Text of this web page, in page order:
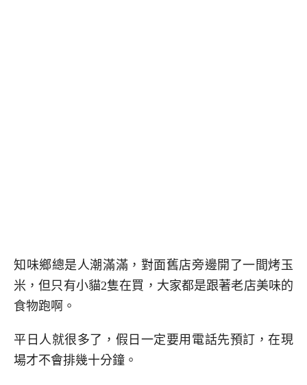
知味鄉總是人潮滿滿，對面舊店旁邊開了一間烤玉
米，但只有小貓2隻在買，大家都是跟著老店美味的
食物跑啊。
平日人就很多了，假日一定要用電話先預訂，在現
場才不會排幾十分鐘。